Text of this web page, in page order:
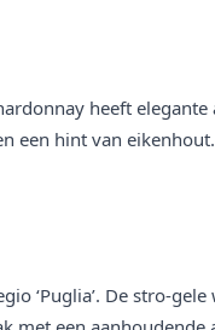
heeft
een hint van
‘Puglia’. De stro-